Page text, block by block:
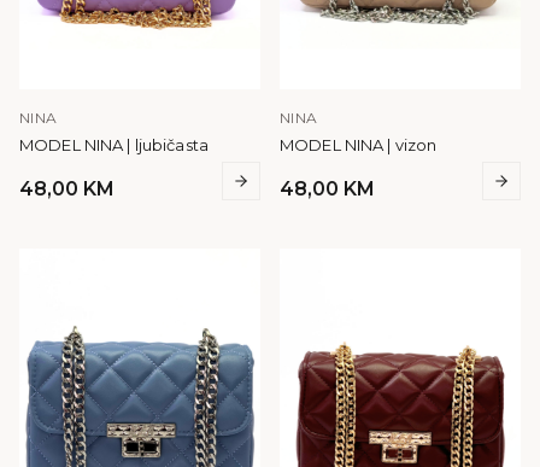
NINA
MODEL NINA | ljubičasta
48,00 KM
NINA
MODEL NINA | vizon
48,00 KM